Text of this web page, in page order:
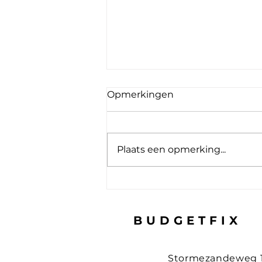
Opmerkingen
Plaats een opmerking...
BUDGETFIX
Stormezandeweg